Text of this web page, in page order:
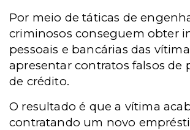
Por meio de táticas de
criminosos conseguem obter
pessoais e bancárias das
apresentar contratos falsos de
de crédito.
O resultado é que a vítima
contratando um novo